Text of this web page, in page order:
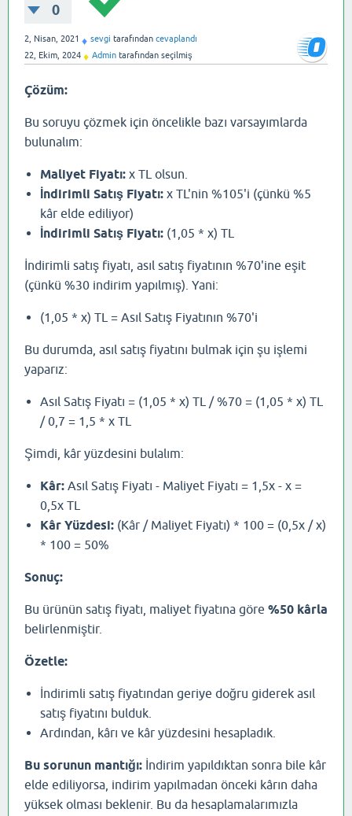
0
2, Nisan, 2021 ♦ sevgi tarafından cevaplandı
22, Ekim, 2024 ♦ Admin tarafından seçilmiş
Çözüm:
Bu soruyu çözmek için öncelikle bazı varsayımlarda
bulunalım:
Maliyet Fiyatı: x TL olsun.
İndirimli Satış Fiyatı: x TL'nin %105'i (çünkü %5
kâr elde ediliyor)
İndirimli Satış Fiyatı: (1,05 * x) TL
İndirimli satış fiyatı, asıl satış fiyatının %70'ine eşit
(çünkü %30 indirim yapılmış). Yani:
(1,05 * x) TL = Asıl Satış Fiyatının %70'i
Bu durumda, asıl satış fiyatını bulmak için şu işlemi
yaparız:
Asıl Satış Fiyatı = (1,05 * x) TL / %70 = (1,05 * x) TL
/ 0,7 = 1,5 * x TL
Şimdi, kâr yüzdesini bulalım:
Kâr: Asıl Satış Fiyatı - Maliyet Fiyatı = 1,5x - x =
0,5x TL
Kâr Yüzdesi: (Kâr / Maliyet Fiyatı) * 100 = (0,5x / x)
* 100 = 50%
Sonuç:
Bu ürünün satış fiyatı, maliyet fiyatına göre %50 kârla
belirlenmiştir.
Özetle:
İndirimli satış fiyatından geriye doğru giderek asıl
satış fiyatını bulduk.
Ardından, kârı ve kâr yüzdesini hesapladık.
Bu sorunun mantığı: İndirim yapıldıktan sonra bile kâr
elde ediliyorsa, indirim yapılmadan önceki kârın daha
yüksek olması beklenir. Bu da hesaplamalarımızla